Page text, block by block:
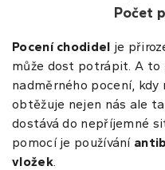
Počet
Pocení chodidel je
může dost potrápit. A to
nadměrného pocení,
obtěžuje nejen nás ale
dostává do nepříjemné
pomocí je používání
vložek.